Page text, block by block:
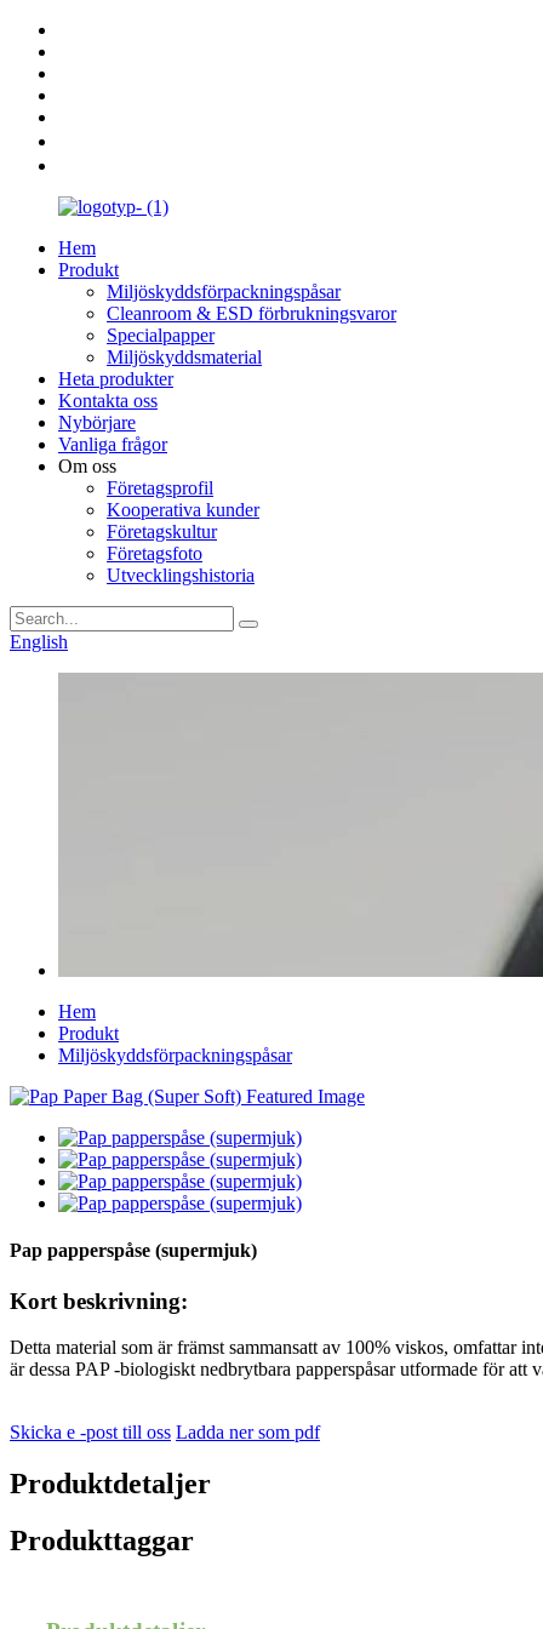
Hem
Produkt
Miljöskyddsförpackningspåsar
Cleanroom & ESD förbrukningsvaror
Specialpapper
Miljöskyddsmaterial
Heta produkter
Kontakta oss
Nybörjare
Vanliga frågor
Om oss
Företagsprofil
Kooperativa kunder
Företagskultur
Företagsfoto
Utvecklingshistoria
English
Hem
Produkt
Miljöskyddsförpackningspåsar
Pap papperspåse (supermjuk)
Kort beskrivning:
Detta material som är främst sammansatt av 100% viskos, omfattar
är dessa PAP -biologiskt nedbrytbara papperspåsar utformade för
Skicka e -post till oss Ladda ner som pdf
Produktdetaljer
Produkttaggar